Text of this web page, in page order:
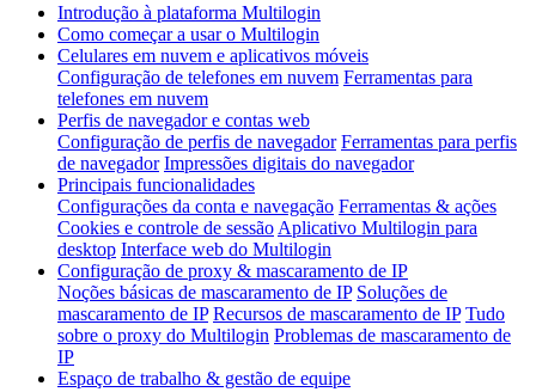
Introdução à plataforma Multilogin
Como começar a usar o Multilogin
Celulares em nuvem e aplicativos móveis
Configuração de telefones em nuvem Ferramentas para
telefones em nuvem
Perfis de navegador e contas web
Configuração de perfis de navegador Ferramentas para perfis
de navegador Impressões digitais do navegador
Principais funcionalidades
Configurações da conta e navegação Ferramentas & ações
Cookies e controle de sessão Aplicativo Multilogin para
desktop Interface web do Multilogin
Configuração de proxy & mascaramento de IP
Noções básicas de mascaramento de IP Soluções de
mascaramento de IP Recursos de mascaramento de IP Tudo
sobre o proxy do Multilogin Problemas de mascaramento de
IP
Espaço de trabalho & gestão de equipe